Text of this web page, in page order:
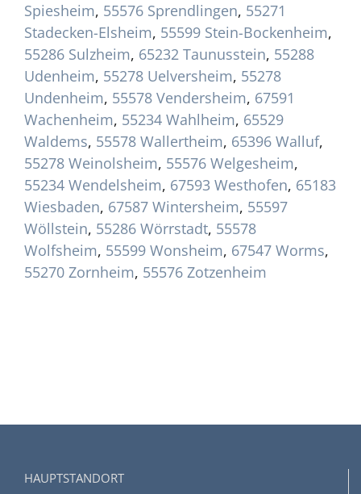
Spiesheim, 55576 Sprendlingen, 55271
Stadecken-Elsheim, 55599 Stein-Bockenheim,
55286 Sulzheim, 65232 Taunusstein, 55288
Udenheim, 55278 Uelversheim, 55278
Undenheim, 55578 Vendersheim, 67591
Wachenheim, 55234 Wahlheim, 65529
Waldems, 55578 Wallertheim, 65396 Walluf,
55278 Weinolsheim, 55576 Welgesheim,
55234 Wendelsheim, 67593 Westhofen, 65183
Wiesbaden, 67587 Wintersheim, 55597
Wöllstein, 55286 Wörrstadt, 55578
Wolfsheim, 55599 Wonsheim, 67547 Worms,
55270 Zornheim, 55576 Zotzenheim
HAUPTSTANDORT